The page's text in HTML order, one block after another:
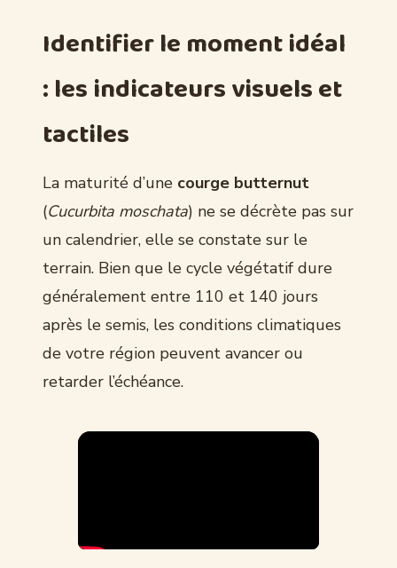
Identifier le moment idéal
: les indicateurs visuels et
tactiles
La maturité d’une courge butternut
(Cucurbita moschata) ne se décrète pas sur
un calendrier, elle se constate sur le
terrain. Bien que le cycle végétatif dure
généralement entre 110 et 140 jours
après le semis, les conditions climatiques
de votre région peuvent avancer ou
retarder l’échéance.